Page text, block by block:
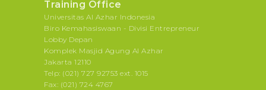
Training Office
Universitas Al Azhar Indonesia
Biro Kemahasiswaan - Divisi Entrepreneur
Lobby Depan
Komplek Masjid Agung Al Azhar
Jakarta 12110
Telp: (021) 727 92753 ext. 1015
Fax: (021) 724 4767